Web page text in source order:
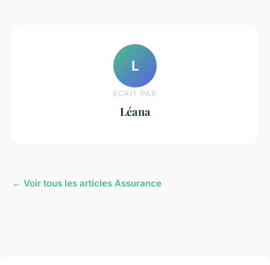
L
ECRIT PAR
Léana
← Voir tous les articles Assurance